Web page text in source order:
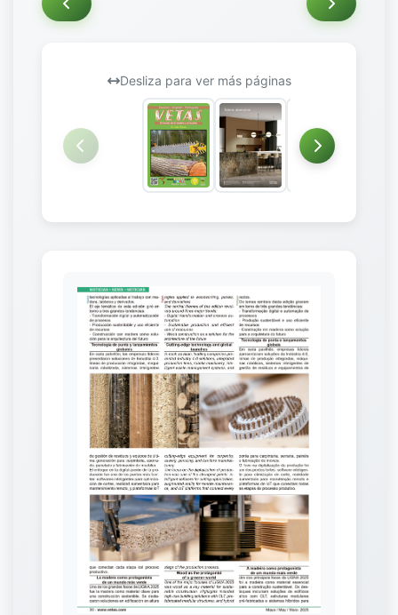
Desliza para ver más páginas